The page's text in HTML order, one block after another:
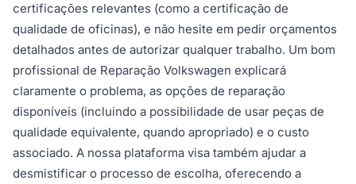
certificações relevantes (como a certificação de
qualidade de oficinas), e não hesite em pedir orçamentos
detalhados antes de autorizar qualquer trabalho. Um bom
profissional de Reparação Volkswagen explicará
claramente o problema, as opções de reparação
disponíveis (incluindo a possibilidade de usar peças de
qualidade equivalente, quando apropriado) e o custo
associado. A nossa plataforma visa também ajudar a
desmistificar o processo de escolha, oferecendo a